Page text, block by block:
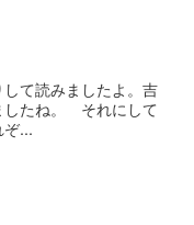
て読みましたよ。吉
したね。 それにして
...